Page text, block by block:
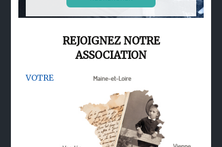
REJOIGNEZ NOTRE
ASSOCIATION
VOTRE